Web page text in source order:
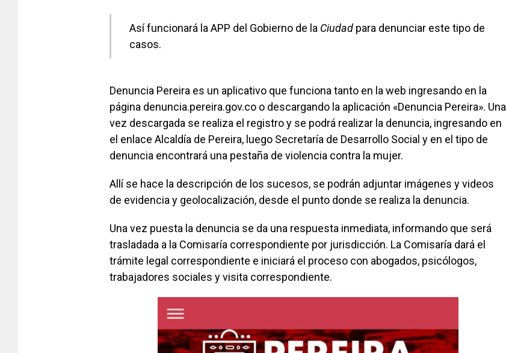
Así funcionará la APP del Gobierno de la Ciudad para denunciar este tipo de
casos.
Denuncia Pereira es un aplicativo que funciona tanto en la web ingresando en la
página denuncia.pereira.gov.co o descargando la aplicación «Denuncia Pereira». Una
vez descargada se realiza el registro y se podrá realizar la denuncia, ingresando en
el enlace Alcaldía de Pereira, luego Secretaría de Desarrollo Social y en el tipo de
denuncia encontrará una pestaña de violencia contra la mujer.
Allí se hace la descripción de los sucesos, se podrán adjuntar imágenes y videos
de evidencia y geolocalización, desde el punto donde se realiza la denuncia.
Una vez puesta la denuncia se da una respuesta inmediata, informando que será
trasladada a la Comisaría correspondiente por jurisdicción. La Comisaría dará el
trámite legal correspondiente e iniciará el proceso con abogados, psicólogos,
trabajadores sociales y visita correspondiente.